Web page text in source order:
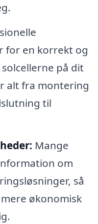
for en korrekt og
på dit
alt fra montering
til
Mange
om
så
økonomisk